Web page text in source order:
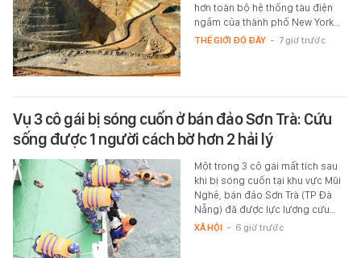
hơn toàn bộ hệ thống tàu điện
ngầm của thành phố New York…
THẾ GIỚI ĐÓ ĐÂY - 7 giờ trước
Vụ 3 cô gái bị sóng cuốn ở bán đảo Sơn Trà: Cứu
sống được 1 người cách bờ hơn 2 hải lý
Một trong 3 cô gái mất tích sau
khi bị sóng cuốn tại khu vực Mũi
Nghê, bán đảo Sơn Trà (TP Đà
Nẵng) đã được lực lượng cứu…
XÃ HỘI - 6 giờ trước